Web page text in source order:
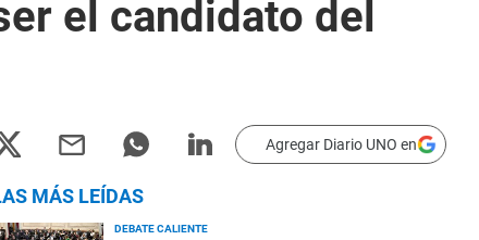
el candidato del
Agregar Diario UNO en
MÁS LEÍDAS
DEBATE CALIENTE